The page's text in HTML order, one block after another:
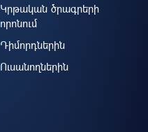
Կրթական ծրագրերի
որոնում
Դիմորդներին
Ուսանողներին